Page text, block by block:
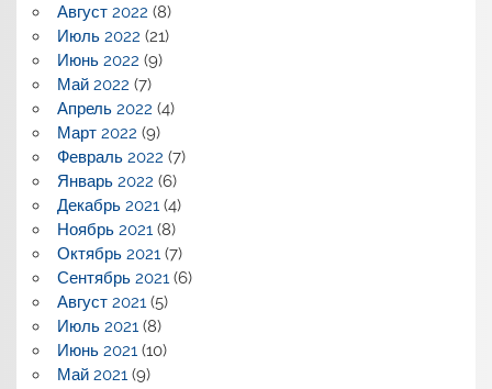
Август 2022 (8)
Июль 2022 (21)
Июнь 2022 (9)
Май 2022 (7)
Апрель 2022 (4)
Март 2022 (9)
Февраль 2022 (7)
Январь 2022 (6)
Декабрь 2021(4)
Ноябрь 2021(8)
Октябрь 2021(7)
Сентябрь 2021(6)
Август 2021(5)
Июль 2021(8)
Июнь 2021(10)
Май 2021(9)